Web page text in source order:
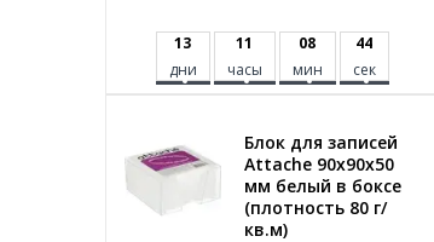
13
дни
11
часы
08
мин
43
сек
Блок для записей
Attache 90x90x50
мм белый в боксе
(плотность 80 г/
кв.м)